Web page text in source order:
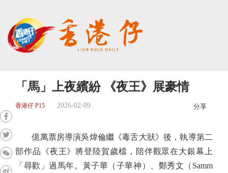
「馬」上夜繽紛 《夜王》展豪情
香港仔 P15 2026-02-09 分享
億萬票房導演吳煒倫繼《毒舌大狀》後，執導第二
部作品《夜王》將登陸賀歲檔，陪伴觀眾在大銀幕上
「尋歡」過馬年。黃子華（子華神）、鄭秀文（Samm